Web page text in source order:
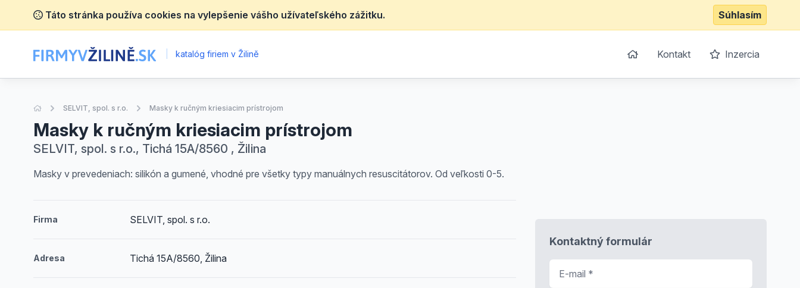
Táto stránka používa cookies na vylepšenie vášho užívateľského zážitku. Súhlasím
katalóg firiem v Žilině Kontakt Inzercia
Úvodná stránka
SELVIT, spol. s r.o. Masky k ručným kriesiacim prístrojom
Masky k ručným kriesiacim prístrojom
SELVIT, spol. s r.o., Tichá 15A/8560 , Žilina
Masky v prevedeniach: silikón a gumené, vhodné pre všetky typy manuálnych resuscitátorov. Od veľkosti 0-5.
Firma SELVIT, spol. s r.o.
Adresa Tichá 15A/8560, Žilina
Kontaktný formulár